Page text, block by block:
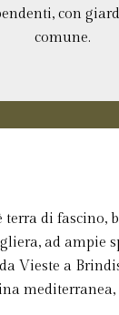
con
comune.
terra di fascino,
ad ampie
Vieste a